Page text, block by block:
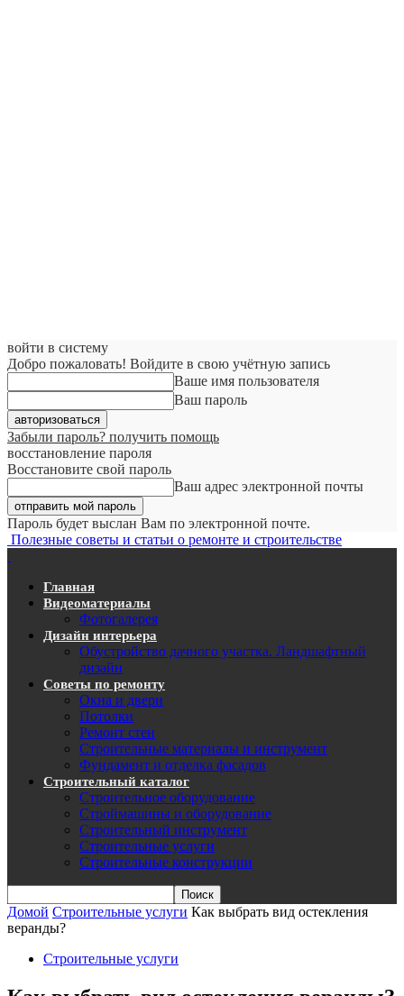
войти в систему
Добро пожаловать! Войдите в свою учётную запись
Ваше имя пользователя
Ваш пароль
Забыли пароль? получить помощь
восстановление пароля
Восстановите свой пароль
Ваш адрес электронной почты
Пароль будет выслан Вам по электронной почте.
Полезные советы и статьи о ремонте и строительстве
Главная
Видеоматериалы
Фотогалерея
Дизайн интерьера
Обустройство дачного участка. Ландшафтный
дизайн
Советы по ремонту
Окна и двери
Потолки
Ремонт стен
Строительные материалы и инструмент
Фундамент и отделка фасадов
Строительный каталог
Строительное оборудование
Строймашины и оборудование
Строительный инструмент
Строительные услуги
Строительные конструкции
Домой Строительные услуги Как выбрать вид остекления
веранды?
Строительные услуги